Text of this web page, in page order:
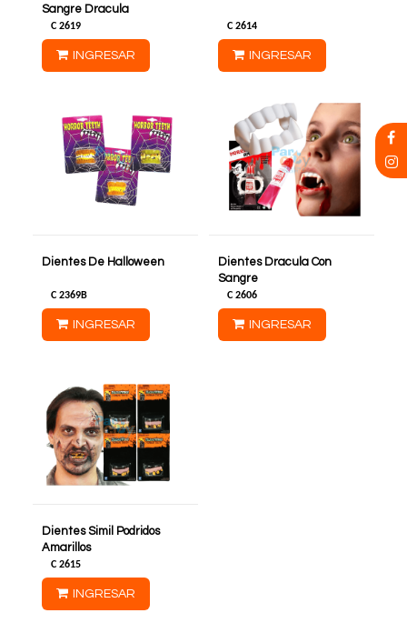
Sangre Dracula
C 2619
INGRESAR
C 2614
INGRESAR
Dientes De Halloween
C 2369B
INGRESAR
Dientes Dracula Con
Sangre
C 2606
INGRESAR
Dientes Simil Podridos
Amarillos
C 2615
INGRESAR